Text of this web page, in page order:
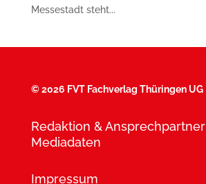
Messestadt steht...
©2026 FVT Fachverlag Thüringen UG
Redaktion & Ansprechpartner
Mediadaten
Impressum